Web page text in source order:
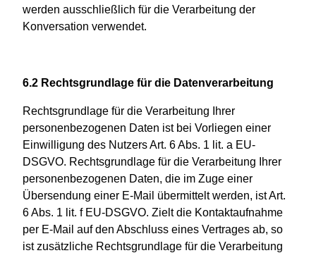
werden ausschließlich für die Verarbeitung der
Konversation verwendet.
6.2 Rechtsgrundlage für die Datenverarbeitung
Rechtsgrundlage für die Verarbeitung Ihrer
personenbezogenen Daten ist bei Vorliegen einer
Einwilligung des Nutzers Art. 6 Abs. 1 lit. a EU-
DSGVO. Rechtsgrundlage für die Verarbeitung Ihrer
personenbezogenen Daten, die im Zuge einer
Übersendung einer E-Mail übermittelt werden, ist Art.
6 Abs. 1 lit. f EU-DSGVO. Zielt die Kontaktaufnahme
per E-Mail auf den Abschluss eines Vertrages ab, so
ist zusätzliche Rechtsgrundlage für die Verarbeitung